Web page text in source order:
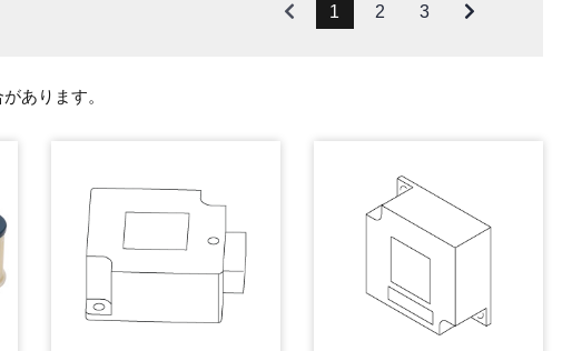
1 2 3
あります。